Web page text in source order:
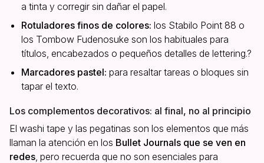
a tinta y corregir sin dañar el papel.
Rotuladores finos de colores: los Stabilo Point 88 o
los Tombow Fudenosuke son los habituales para
títulos, encabezados o pequeños detalles de lettering.?
Marcadores pastel: para resaltar tareas o bloques sin
tapar el texto.
Los complementos decorativos: al final, no al principio
El washi tape y las pegatinas son los elementos que más
llaman la atención en los Bullet Journals que se ven en
redes , pero recuerda que no son esenciales para